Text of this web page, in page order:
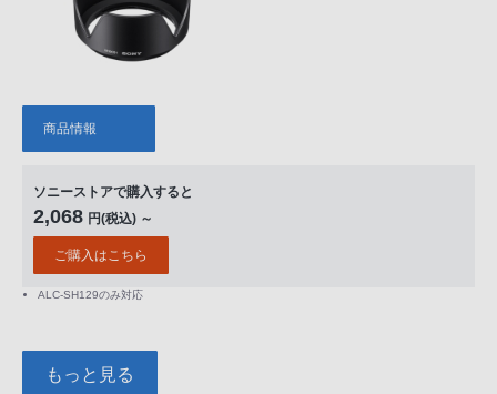
商品情報
ソニーストアで購入すると
2,068 円(税込) ～
ご購入はこちら
ALC-SH129のみ対応
もっと見る